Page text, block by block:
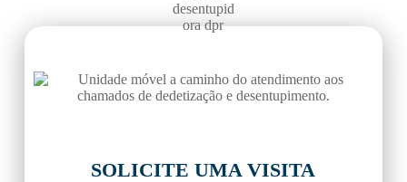
PERTO
DE VOCÊ
SOLICITE UMA VISITA